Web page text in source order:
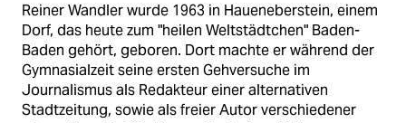
Reiner Wandler wurde 1963 in Haueneberstein, einem
Dorf, das heute zum "heilen Weltstädtchen" Baden-
Baden gehört, geboren. Dort machte er während der
Gymnasialzeit seine ersten Gehversuche im
Journalismus als Redakteur einer alternativen
Stadtzeitung, sowie als freier Autor verschiedener